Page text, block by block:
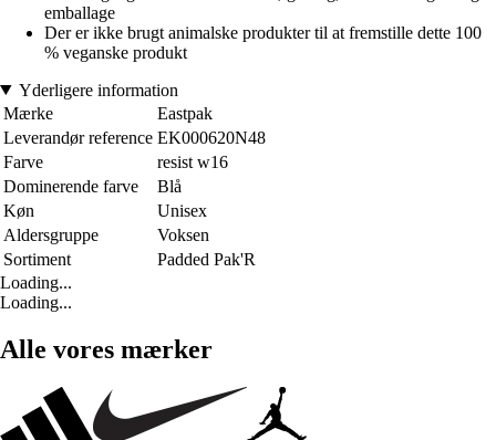
emballage
Der er ikke brugt animalske produkter til at fremstille dette 100
% veganske produkt
Yderligere information
Mærke
Eastpak
Leverandør reference EK000620N48
Farve
resist w16
Dominerende farve
Blå
Køn
Unisex
Aldersgruppe
Voksen
Sortiment
Padded Pak'R
Loading...
Loading...
Alle vores mærker